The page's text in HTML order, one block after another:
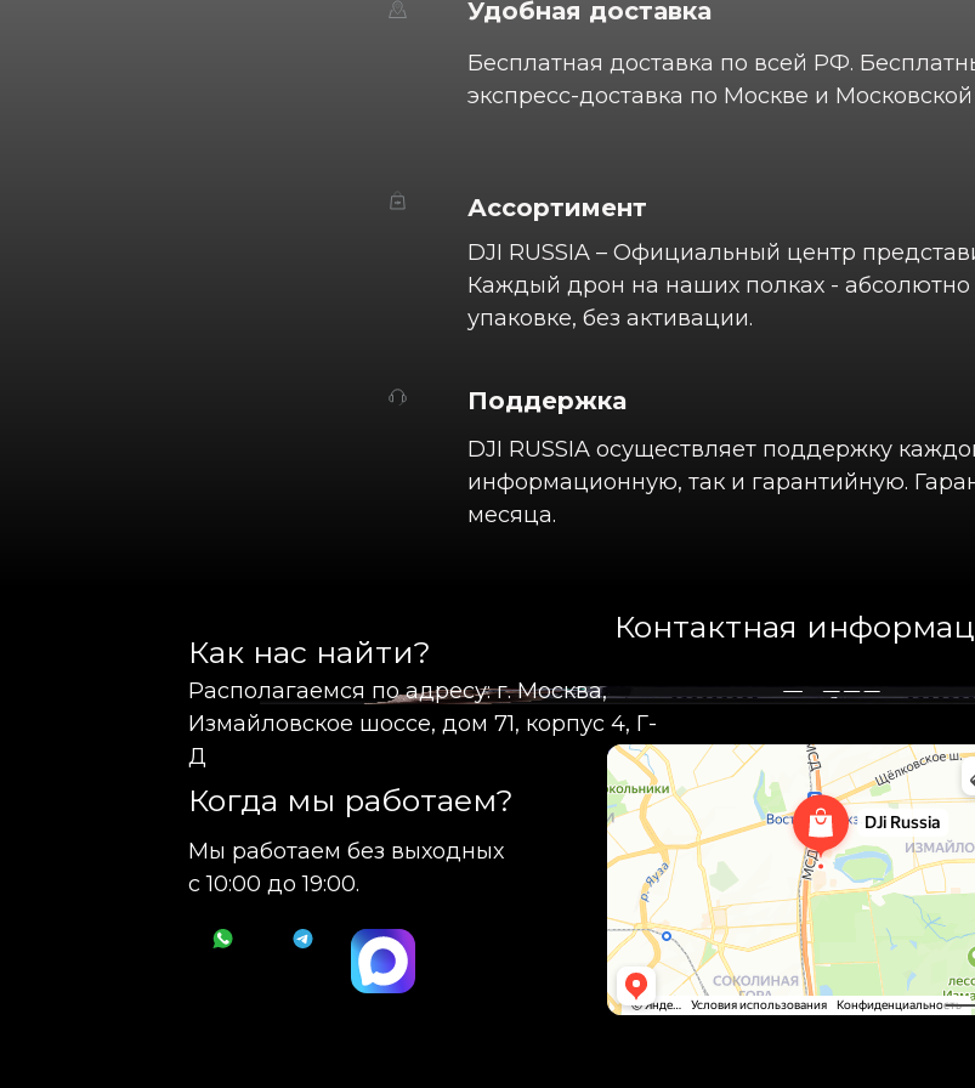
Удобная доставка
Бесплатная доставка по всей РФ.
экспресс-доставка по Москве и Московской
Ассортимент
DJI RUSSIA – Официальный центр
Каждый дрон на наших полках - абсолютно
упаковке, без активации.
Поддержка
DJI RUSSIA осуществляет поддержку
информационную, так и гарантийную.
месяца.
Как нас найти?
Когда мы работаем?
Располагаемся по адресу: г. Москва,
Измайловское шоссе, дом 71, корпус 4, Г-
Д
Мы работаем без выходных
с 10:00 до 19:00.
Контактная